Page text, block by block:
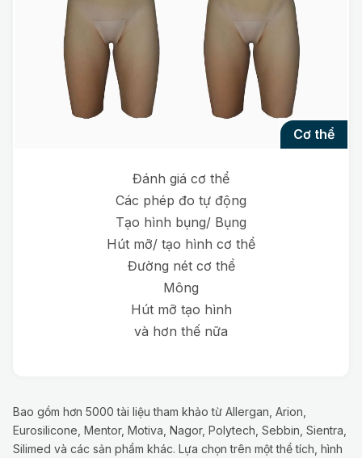
cơ thể
Đánh giá cơ thể
Các phép đo tự động
Tạo hình bụng/ Bụng
Hút mỡ/ tạo hình cơ thể
Đường nét cơ thể
Mông
Hút mỡ tạo hình
và hơn thế nữa
Bao gồm hơn 5000 tài liệu tham khảo từ Allergan, Arion,
Eurosilicone, Mentor, Motiva, Nagor, Polytech, Sebbin, Sientra,
Silimed và các sản phẩm khác. Lựa chọn trên một thể tích, hình